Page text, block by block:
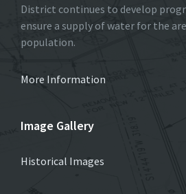
District continues to develop
ensure a supply of water for the
population.
More Information
Image Gallery
Historical Images